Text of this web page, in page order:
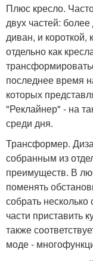
Плюс кресло.
двух частей:
диван, и короткой,
отдельно как
последнее время
которых
"Реклайнер" - на
среди дня.
Трансформер.
собранным из
преимуществ. В
поменять
собрать
части приставить
также
моде -